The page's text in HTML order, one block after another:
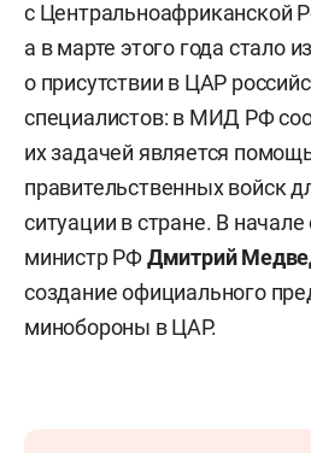
с Центральноафриканской
а в марте этого года стало
о присутствии в ЦАР
специалистов: в МИД РФ
их задачей является
правительственных войск
ситуации в стране. В
министр РФДмитрий
создание официального
минобороны в ЦАР.